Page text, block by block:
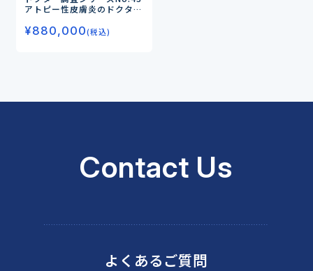
アトピー性皮膚炎のドクター
容からみたコントロール状況
と新薬の受容性―
¥880,000(税込)
Contact Us
よくあるご質問